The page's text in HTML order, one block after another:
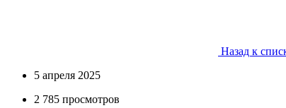
Назад к
5 апреля 2025
2 785 просмотров